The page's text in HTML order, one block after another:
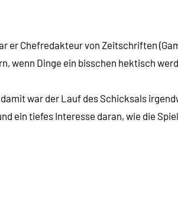
Chefredakteur von Zeitschriften
wenn Dinge ein bisschen hektisch
war der Lauf des Schicksals
ein tiefes Interesse daran, wie die